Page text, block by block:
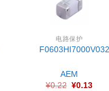
电路保护
AEM
¥0.22 ¥0.13